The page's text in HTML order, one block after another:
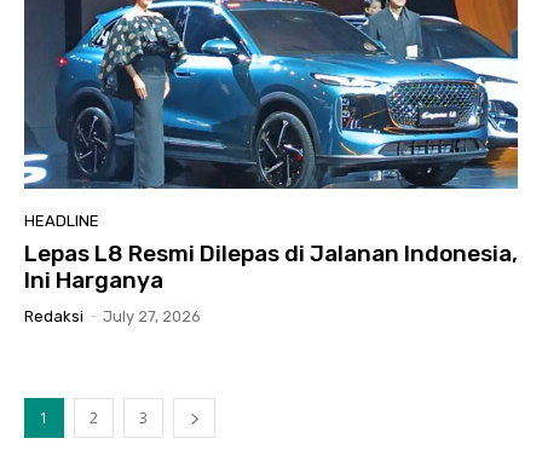
HEADLINE
Lepas L8 Resmi Dilepas di Jalanan Indonesia,
Ini Harganya
Redaksi - July 27, 2026
1 2 3